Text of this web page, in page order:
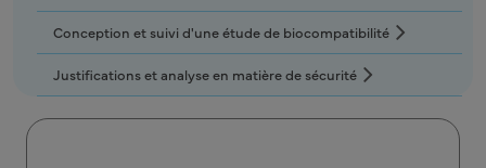
Conception et suivi d'une étude de biocompatibilité
Justifications et analyse en matière de sécurité